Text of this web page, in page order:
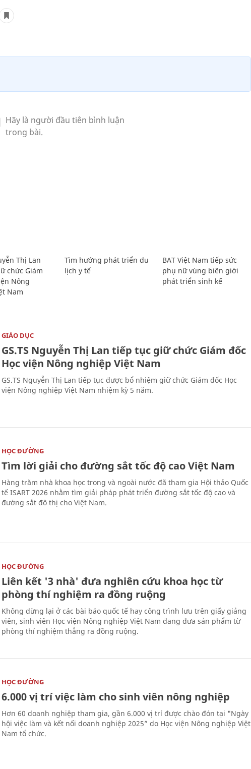
Thị Lan
chức Giám
Nông
Nam
Tìm hướng phát triển du
lịch y tế
BAT Việt Nam tiếp sức
phụ nữ vùng biên giới
phát triển sinh kế
GIÁO DỤC
GS.TS Nguyễn Thị Lan tiếp tục giữ chức Giám đốc
Học viện Nông nghiệp Việt Nam
GS.TS Nguyễn Thị Lan tiếp tục được bổ nhiệm giữ chức Giám đốc Học
viện Nông nghiệp Việt Nam nhiệm kỳ 5 năm.
HỌC ĐƯỜNG
Tìm lời giải cho đường sắt tốc độ cao Việt Nam
Hàng trăm nhà khoa học trong và ngoài nước đã tham gia Hội thảo Quốc
tế ISART 2026 nhằm tìm giải pháp phát triển đường sắt tốc độ cao và
đường sắt đô thị cho Việt Nam.
HỌC ĐƯỜNG
Liên kết '3 nhà' đưa nghiên cứu khoa học từ
phòng thí nghiệm ra đồng ruộng
Không dừng lại ở các bài báo quốc tế hay công trình lưu trên giấy giảng
viên, sinh viên Học viện Nông nghiệp Việt Nam đang đưa sản phẩm từ
phòng thí nghiệm thẳng ra đồng ruộng.
HỌC ĐƯỜNG
6.000 vị trí việc làm cho sinh viên nông nghiệp
Hơn 60 doanh nghiệp tham gia, gần 6.000 vị trí được chào đón tại "Ngày
hội việc làm và kết nối doanh nghiệp 2025” do Học viện Nông nghiệp Việt
Nam tổ chức.